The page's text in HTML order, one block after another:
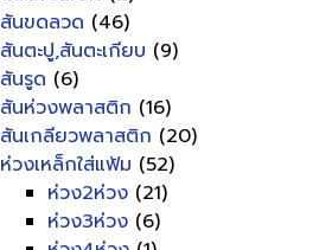
สันขดลวด (46)
สันตะปู,สันตะเกียบ (9)
สันรูด (6)
สันห่วงพลาสติก (16)
สันเกลียวพลาสติก (20)
ห่วงเหล็กใส่แฟ้ม (52)
ห่วง2ห่วง (21)
ห่วง3ห่วง (6)